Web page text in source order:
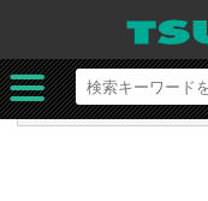
ツクモネットショップ
アイロン・衣類スチーマー